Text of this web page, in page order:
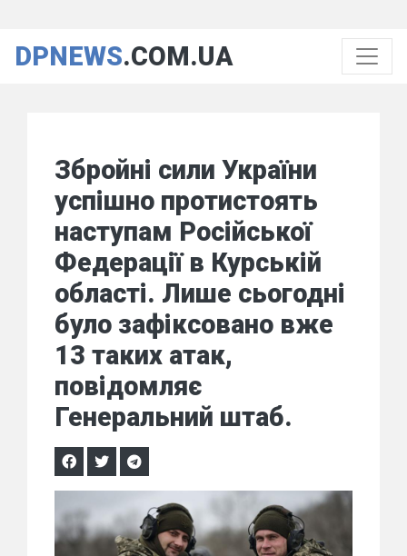
DPNEWS.COM.UA
Збройні сили України
успішно протистоять
наступам Російської
Федерації в Курській
області. Лише сьогодні
було зафіксовано вже
13 таких атак,
повідомляє
Генеральний штаб.